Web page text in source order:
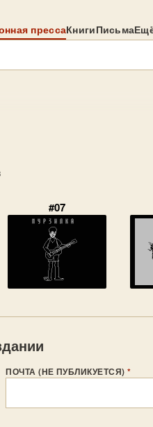
прессаКнигиПисьма
#07
ПОЧТА (НЕ ПУБЛИКУЕТСЯ)*